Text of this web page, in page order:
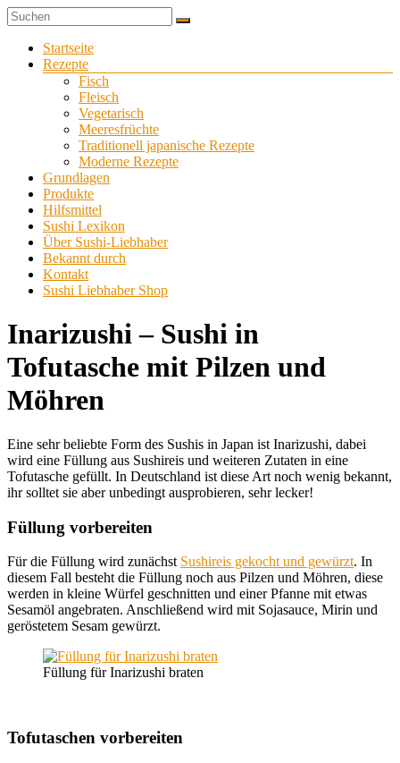
Zum
Inhalt
springen
Sushi-
Liebhaber
Sushi
selber
Menü
Startseite
Rezepte
Fisch
Fleisch
Vegetarisch
Meeresfrüchte
Traditionell japanische Rezepte
Moderne Rezepte
Grundlagen
Produkte
Hilfsmittel
Sushi Lexikon
Über Sushi-Liebhaber
Bekannt durch
Kontakt
Sushi Liebhaber Shop
Inarizushi – Sushi in
Tofutasche mit Pilzen und
Möhren
Eine sehr beliebte Form des Sushis in Japan ist Inarizushi, dabei
wird eine Füllung aus Sushireis und weiteren Zutaten in eine
Tofutasche gefüllt. In Deutschland ist diese Art noch wenig bekannt,
ihr solltet sie aber unbedingt ausprobieren, sehr lecker!
Füllung vorbereiten
Für die Füllung wird zunächst Sushireis gekocht und gewürzt. In
diesem Fall besteht die Füllung noch aus Pilzen und Möhren, diese
werden in kleine Würfel geschnitten und einer Pfanne mit etwas
Sesamöl angebraten. Anschließend wird mit Sojasauce, Mirin und
geröstetem Sesam gewürzt.
Füllung für Inarizushi braten
Tofutaschen vorbereiten